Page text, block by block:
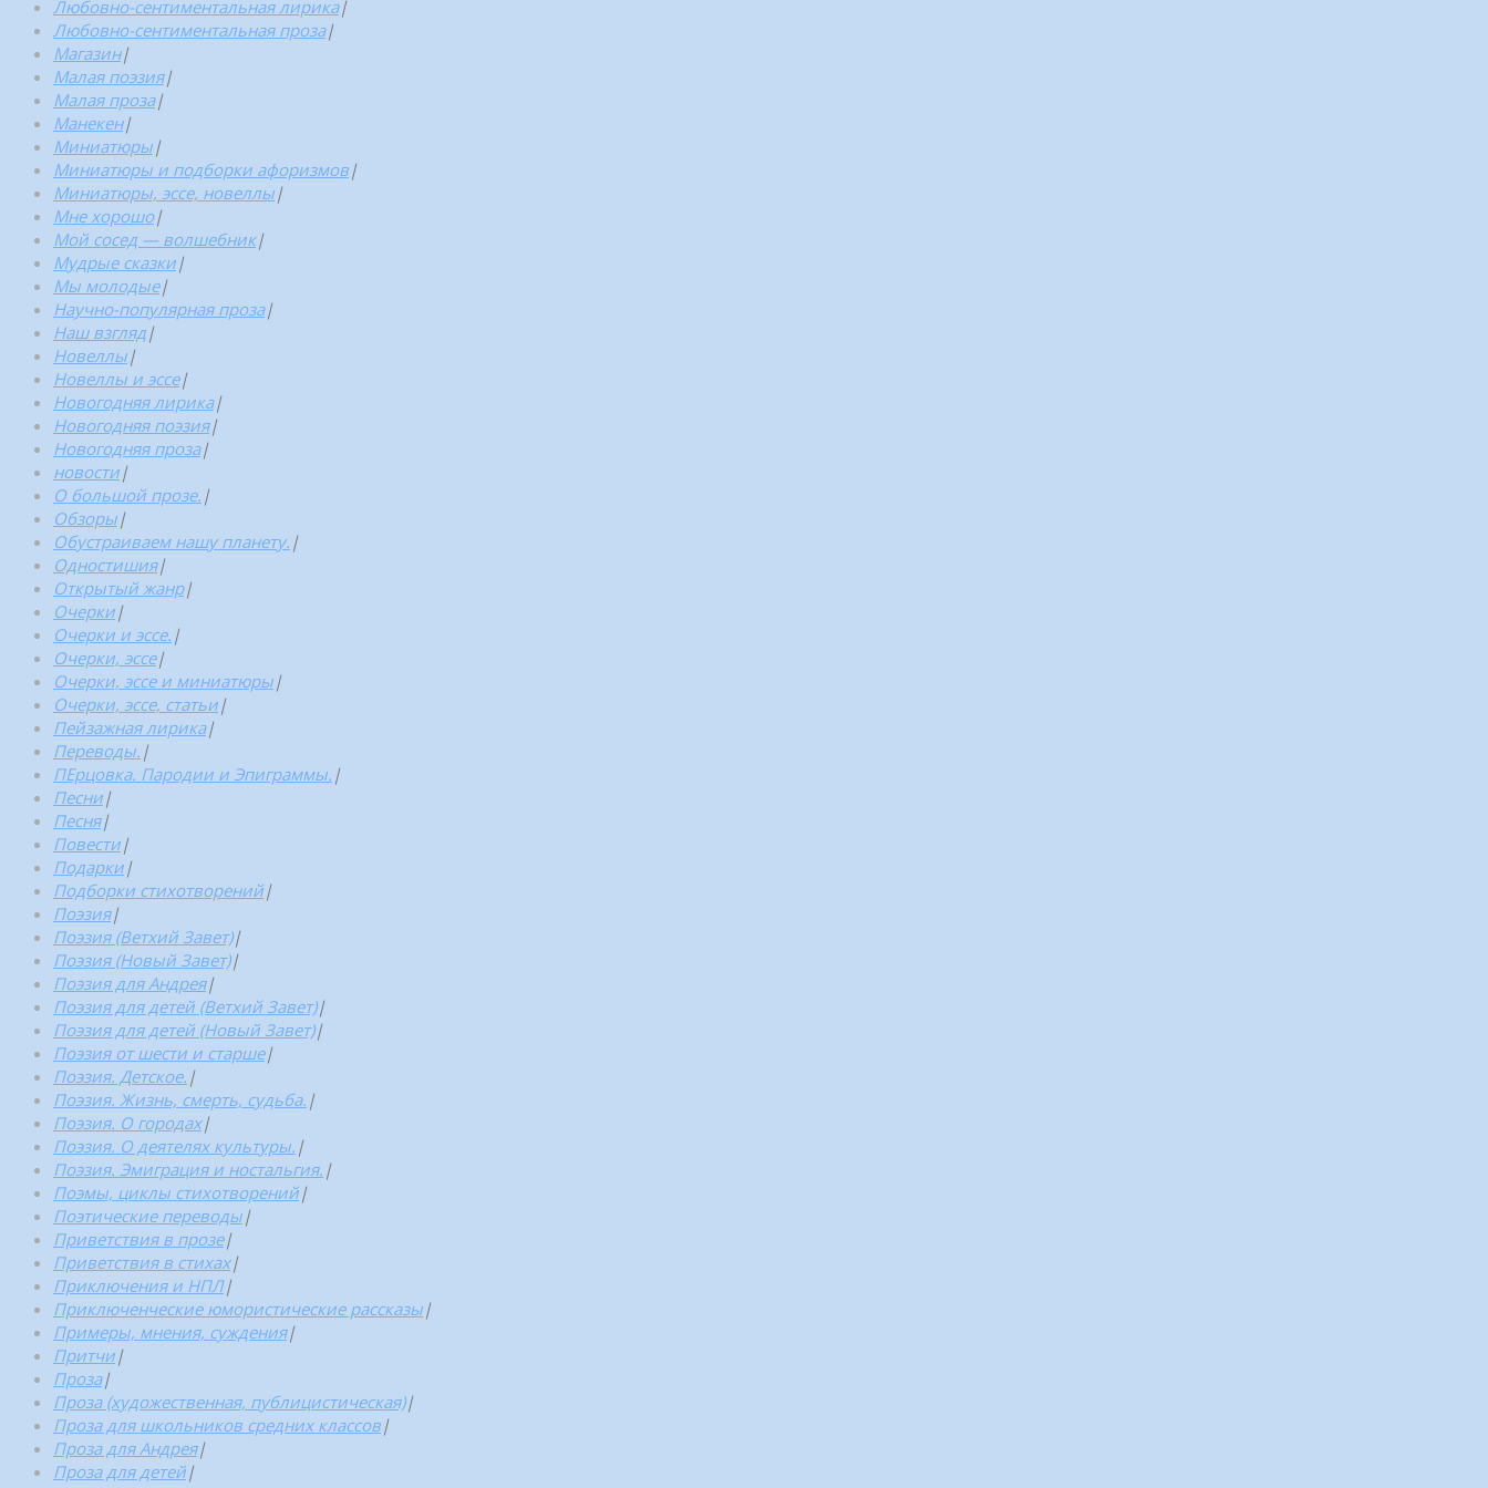
Любовно-сентиментальная лирика|
Любовно-сентиментальная проза|
Магазин|
Малая поэзия|
Малая проза|
Манекен|
Миниатюры |
Миниатюры и подборки афоризмов |
Миниатюры, эссе, новеллы |
Мне хорошо|
Мой сосед — волшебник|
Мудрые сказки |
Мы молодые|
Научно-популярная проза|
Наш взгляд |
Новеллы |
Новеллы и эссе|
Новогодняя лирика|
Новогодняя поэзия|
Новогодняя проза|
новости |
О большой прозе. |
Обзоры |
Обустраиваем нашу планету. |
Одностишия|
Открытый жанр|
Очерки |
Очерки и эссе. |
Очерки, эссе|
Очерки, эссе и миниатюры |
Очерки, эссе, статьи |
Пейзажная лирика|
Переводы. |
ПЕрцовка. Пародии и Эпиграммы. |
Песни |
Песня|
Повести |
Подарки |
Подборки стихотворений |
Поэзия|
Поэзия (Ветхий Завет)|
Поэзия (Новый Завет)|
Поэзия для Андрея|
Поэзия для детей (Ветхий Завет)|
Поэзия для детей (Новый Завет)|
Поэзия от шести и старше|
Поэзия. Детское. |
Поэзия. Жизнь, смерть, судьба. |
Поэзия. О городах|
Поэзия. О деятелях культуры. |
Поэзия. Эмиграция и ностальгия. |
Поэмы, циклы стихотворений |
Поэтические переводы |
Приветствия в прозе|
Приветствия в стихах|
Приключения и НПЛ|
Приключенческие юмористические рассказы |
Примеры, мнения, суждения|
Притчи |
Проза|
Проза (художественная, публицистическая)|
Проза для школьников средних классов |
Проза для Андрея|
Проза для детей |